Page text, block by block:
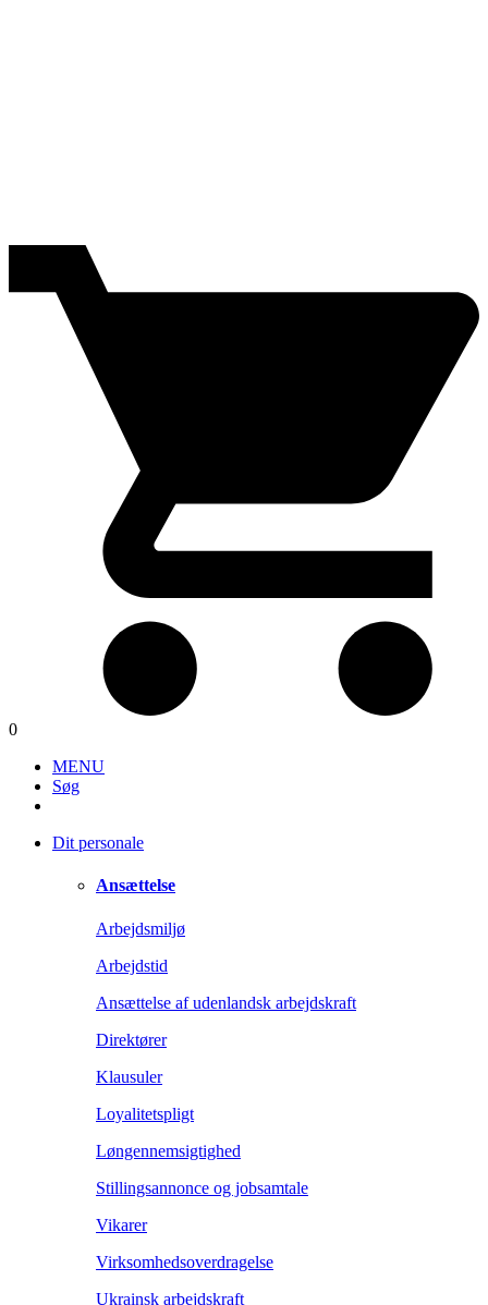
0
MENU
Søg
Dit personale
Ansættelse
Arbejdsmiljø
Arbejdstid
Ansættelse af udenlandsk arbejdskraft
Direktører
Klausuler
Loyalitetspligt
Løngennemsigtighed
Stillingsannonce og jobsamtale
Vikarer
Virksomhedsoverdragelse
Ukrainsk arbejdskraft